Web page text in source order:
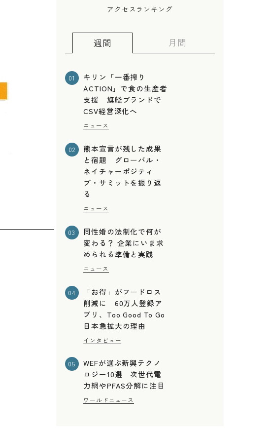
アクセスランキング
週間 月間
01
キリン「一番搾り
ACTION」で食の生産者
支援 旗艦ブランドで
CSV経営深化へ
ニュース
02
熊本宣言が残した成果
と宿題 グローバル・
ネイチャーポジティ
ブ・サミットを振り返
る
ニュース
03
同性婚の法制化で何が
変わる？ 企業にいま求
められる準備と実践
ニュース
04
「お得」がフードロス
削減に 60万人登録ア
プリ、Too Good To Go
日本急拡大の理由
インタビュー
05
WEFが選ぶ新興テクノ
ロジー10選 次世代電
力網やPFAS分解に注目
ワールドニュース